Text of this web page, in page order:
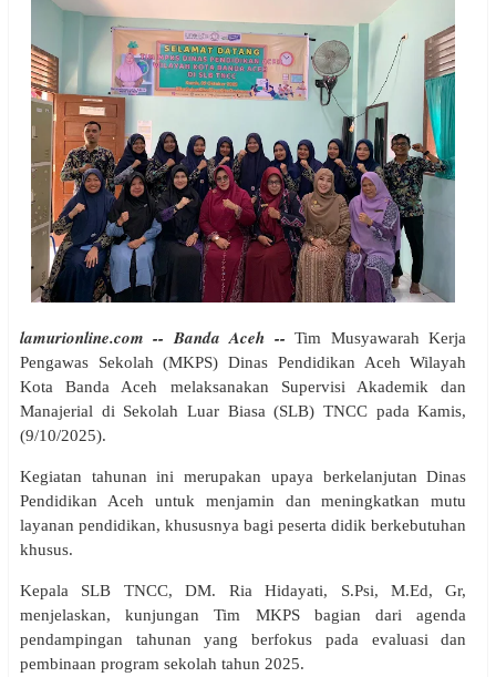
lamurionline.com -- Banda Aceh --Tim Musyawarah Kerja
Pengawas Sekolah (MKPS) Dinas Pendidikan Aceh Wilayah
Kota Banda Aceh melaksanakan Supervisi Akademik dan
Manajerial di Sekolah Luar Biasa (SLB) TNCC pada Kamis,
(9/10/2025).
Kegiatan tahunan ini merupakan upaya berkelanjutan Dinas
Pendidikan Aceh untuk menjamin dan meningkatkan mutu
layanan pendidikan, khususnya bagi peserta didik berkebutuhan
khusus.
Kepala SLB TNCC, DM. Ria Hidayati, S.Psi, M.Ed, Gr,
menjelaskan, kunjungan Tim MKPS bagian dari agenda
pendampingan tahunan yang berfokus pada evaluasi dan
pembinaan program sekolah tahun 2025.